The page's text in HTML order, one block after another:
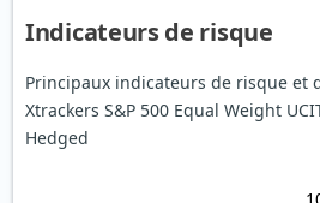
Indicateurs de risque
Principaux indicateurs de risque et
Xtrackers S&P 500 Equal Weight
Hedged